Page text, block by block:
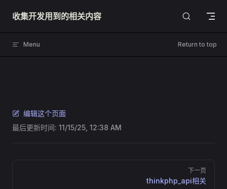
Skip to content
收集开发用到的相关内容
Menu Return to top
编辑这个页面
最后更新时间: 11/15/25, 12:38 AM
下一页
thinkphp_api相关